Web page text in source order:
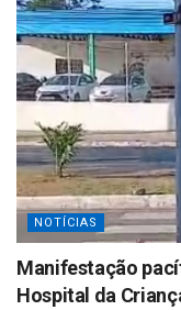
NOTÍCIAS
Manifestação
Hospital da